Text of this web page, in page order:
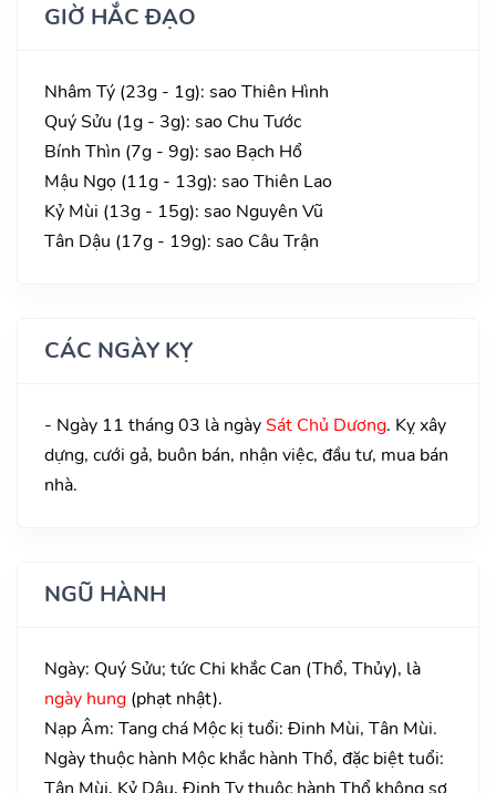
GIỜ HẮC ĐẠO
Nhâm Tý (23g - 1g): sao Thiên Hình
Quý Sửu (1g - 3g): sao Chu Tước
Bính Thìn (7g - 9g): sao Bạch Hổ
Mậu Ngọ (11g - 13g): sao Thiên Lao
Kỷ Mùi (13g - 15g): sao Nguyên Vũ
Tân Dậu (17g - 19g): sao Câu Trận
CÁC NGÀY KỴ
- Ngày 11 tháng 03 là ngàySát Chủ Dương. Kỵ xây
dựng, cưới gả, buôn bán, nhận việc, đầu tư, mua bán
nhà.
NGŨ HÀNH
Ngày: Quý Sửu; tức Chi khắc Can (Thổ, Thủy), là
ngày hung (phạt nhật).
Nạp Âm: Tang chá Mộc kị tuổi: Đinh Mùi, Tân Mùi.
Ngày thuộc hành Mộc khắc hành Thổ, đặc biệt tuổi: